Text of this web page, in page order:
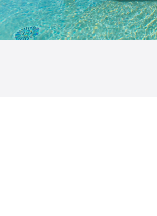
Rideaux de Verre